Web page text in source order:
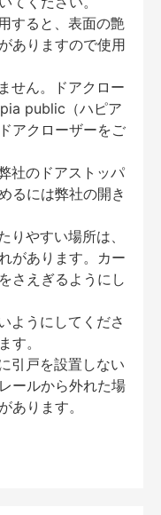
すると、表面の艶
ありますので使用
せん。ドアクロー
public（ハピア
アクローザーをご
社のドアストッパ
るには弊社の開き
やすい場所は、
があります。カー
さえぎるようにし
ようにしてくださ
す。
引戸を設置しない
ールから外れた場
あります。